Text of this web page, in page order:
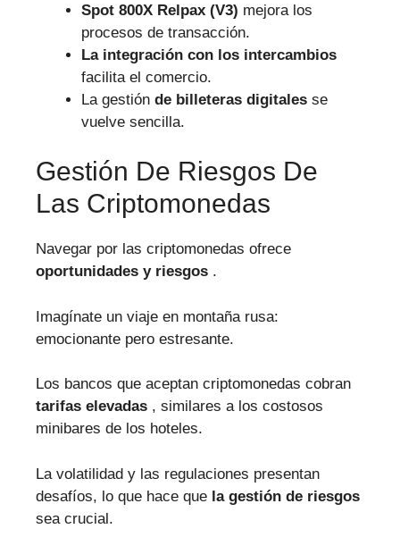
Spot 800X Relpax (V3) mejora los
procesos de transacción.
La integración con los intercambios
facilita el comercio.
La gestión de billeteras digitales se
vuelve sencilla.
Gestión De Riesgos De
Las Criptomonedas
Navegar por las criptomonedas ofrece
oportunidades y riesgos .
Imagínate un viaje en montaña rusa:
emocionante pero estresante.
Los bancos que aceptan criptomonedas cobran
tarifas elevadas , similares a los costosos
minibares de los hoteles.
La volatilidad y las regulaciones presentan
desafíos, lo que hace que la gestión de riesgos
sea crucial.